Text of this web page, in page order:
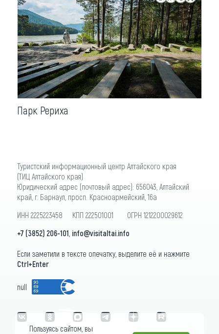
Парк Рериха
Туристский информационный центр Алтайского края
(ТИЦ Алтайского края)
Юридический адрес (почтовый адрес): 656043, Алтайский
край, г. Барнаул, просп. Красноармейский, 16а
ИНН 2225223458 КПП 222501001 ОГРН 1212200029612
+7 (3852) 206-101 info@visitaltai.info
Если заметили в тексте опечатку, выделите её и нажмите
Ctrl+Enter
null
Пользуясь сайтом, вы